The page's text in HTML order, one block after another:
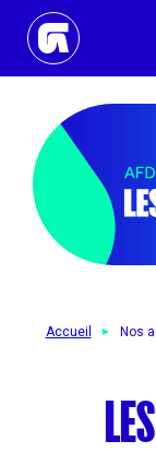
Accueil Nos